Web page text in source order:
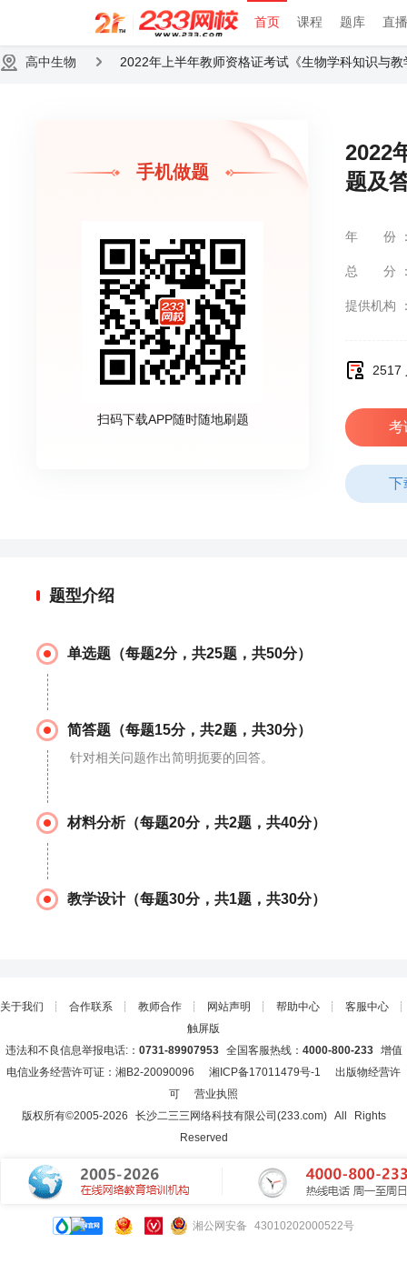
首页 课程 题库 直
高中生物 2022年上半年教师资格证考试《生物学科知识与
手机做题
扫码下载APP随时随地刷题
2022
题及
年份
总分
提供机构
2517
考
下
题型介绍
单选题（每题2分，共25题，共50分）
简答题（每题15分，共2题，共30分）
针对相关问题作出简明扼要的回答。
材料分析（每题20分，共2题，共40分）
教学设计（每题30分，共1题，共30分）
关于我们 ┊ 合作联系 ┊ 教师合作 ┊ 网站声明 ┊ 帮助中心 ┊ 客服中心 ┊
触屏版
违法和不良信息举报电话:： 0731-89907953全国客服热线： 4000-800-233增值
电信业务经营许可证：湘B2-20090096 湘ICP备17011479号-1
出版物经营许
可
营业执照
版权所有©2005-2026 长沙二三三网络科技有限公司(233.com)All Rights
Reserved
湘公网安备 43010202000522号